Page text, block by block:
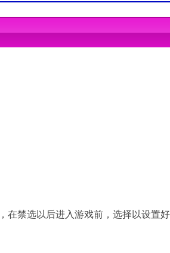
在禁选以后进入游戏前，选择以设置